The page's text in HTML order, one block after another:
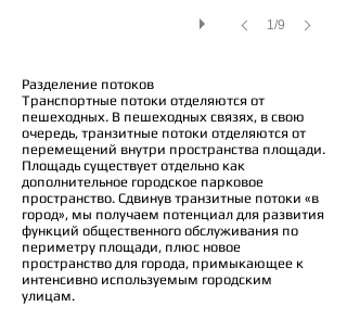
1/9
Разделение потоков
Транспортные потоки отделяются от
пешеходных. В пешеходных связях, в свою
очередь, транзитные потоки отделяются от
перемещений внутри пространства площади.
Площадь существует отдельно как
дополнительное городское парковое
пространство. Сдвинув транзитные потоки «в
город», мы получаем потенциал для развития
функций общественного обслуживания по
периметру площади, плюс новое
пространство для города, примыкающее к
интенсивно используемым городским
улицам.